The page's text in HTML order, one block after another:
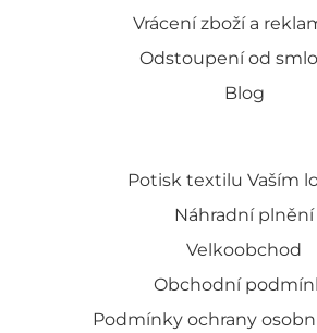
Vrácení zboží a
Odstoupení od
Blog
Potisk textilu Vaším
Náhradní plnění
Velkoobchod
Obchodní
Podmínky ochrany